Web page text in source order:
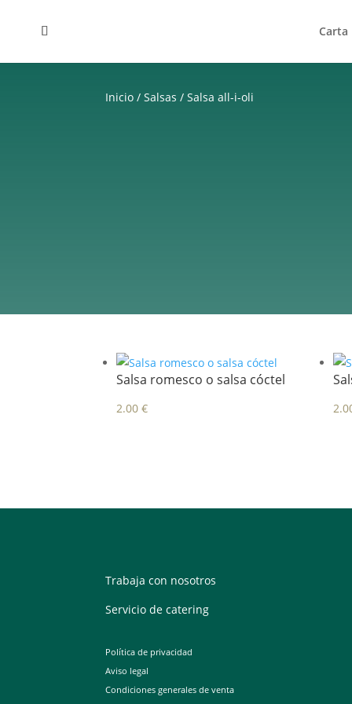
Carta
Inicio /Salsas / Salsa all-i-oli
Salsa romesco o salsa cóctel
2.00€
Trabaja con nosotros
Servicio de catering
Política de privacidad
Aviso legal
Condiciones generales de venta